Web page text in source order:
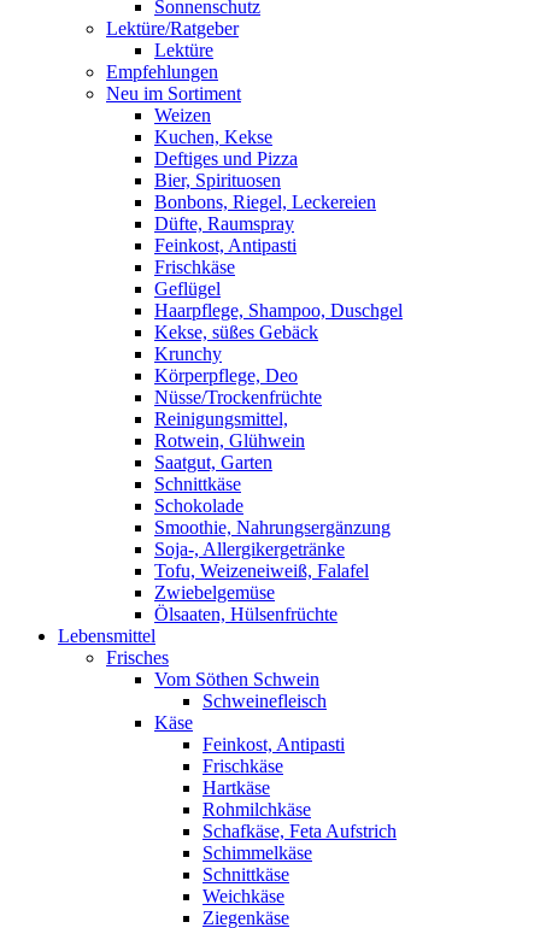
Sonnenschutz
Lektüre/Ratgeber
Lektüre
Empfehlungen
Neu im Sortiment
Weizen
Kuchen, Kekse
Deftiges und Pizza
Bier, Spirituosen
Bonbons, Riegel, Leckereien
Düfte, Raumspray
Feinkost, Antipasti
Frischkäse
Geflügel
Haarpflege, Shampoo, Duschgel
Kekse, süßes Gebäck
Krunchy
Körperpflege, Deo
Nüsse/Trockenfrüchte
Reinigungsmittel,
Rotwein, Glühwein
Saatgut, Garten
Schnittkäse
Schokolade
Smoothie, Nahrungsergänzung
Soja-, Allergikergetränke
Tofu, Weizeneiweiß, Falafel
Zwiebelgemüse
Ölsaaten, Hülsenfrüchte
Lebensmittel
Frisches
Vom Söthen Schwein
Schweinefleisch
Käse
Feinkost, Antipasti
Frischkäse
Hartkäse
Rohmilchkäse
Schafkäse, Feta Aufstrich
Schimmelkäse
Schnittkäse
Weichkäse
Ziegenkäse